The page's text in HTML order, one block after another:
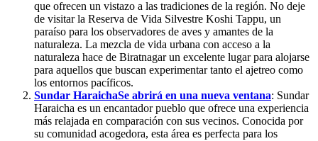
que ofrecen un vistazo a las tradiciones de la región. No deje
de visitar la Reserva de Vida Silvestre Koshi Tappu, un
paraíso para los observadores de aves y amantes de la
naturaleza. La mezcla de vida urbana con acceso a la
naturaleza hace de Biratnagar un excelente lugar para alojarse
para aquellos que buscan experimentar tanto el ajetreo como
los entornos pacíficos.
Sundar HaraichaSe abrirá en una nueva ventana: Sundar
Haraicha es un encantador pueblo que ofrece una experiencia
más relajada en comparación con sus vecinos. Conocida por
su comunidad acogedora, esta área es perfecta para los